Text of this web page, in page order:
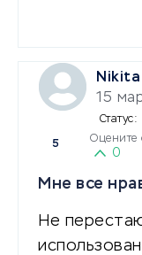
Nikita
15
5 Оцените
0
Мне все
Не